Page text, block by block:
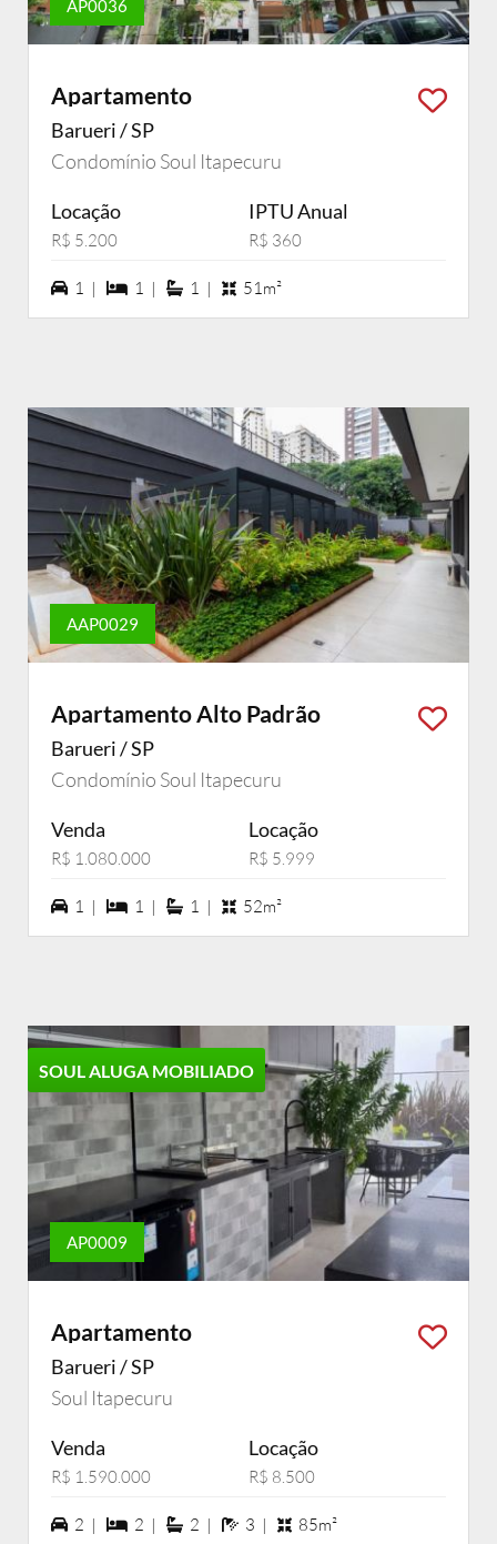
AP0036
Apartamento
Barueri / SP
Condomínio Soul Itapecuru
Locação
R$ 5.200
IPTU Anual
R$ 360
1 vagas na garagem
1 | 1 dormiórios
1 | 1 suítes
1 | 51m²
AAP0029
Apartamento Alto Padrão
Barueri / SP
Condomínio Soul Itapecuru
Venda
R$ 1.080.000
Locação
R$ 5.999
1 vagas na garagem
1 | 1 dormiórios
1 | 1 suítes
1 | 52m²
SOUL ALUGA MOBILIADO
AP0009
Apartamento
Barueri / SP
Soul Itapecuru
Venda
R$ 1.590.000
Locação
R$ 8.500
2 vagas na garagem
2 | 2 dormiórios
2 | 2 suítes
2 | 3 banheiros
3 | 85m²